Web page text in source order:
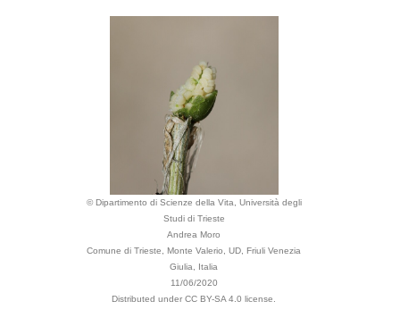
© Dipartimento di Scienze della Vita, Università degli
Studi di Trieste
Andrea Moro
Comune di Trieste, Monte Valerio, UD, Friuli Venezia
Giulia, Italia
11/06/2020
Distributed under CC BY-SA 4.0 license.